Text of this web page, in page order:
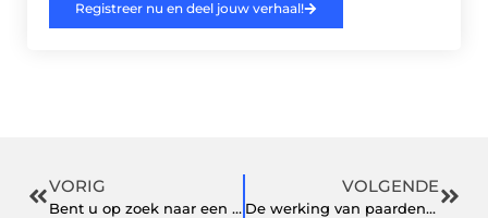
Registreer nu en deel jouw verhaal!
VORIG
Bent u op zoek naar een fietsenwinkel in Breda of omgeving?
VOLGENDE
De werking van paardenmelk tabletten